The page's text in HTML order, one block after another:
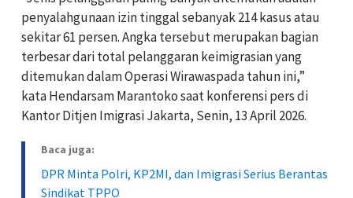
penyalahgunaan izin tinggal sebanyak 214 kasus atau
sekitar 61 persen. Angka tersebut merupakan bagian
terbesar dari total pelanggaran keimigrasian yang
ditemukan dalam Operasi Wirawaspada tahun ini,”
kata Hendarsam Marantoko saat konferensi pers di
Kantor Ditjen Imigrasi Jakarta, Senin, 13 April 2026.
Baca juga:
DPR Minta Polri, KP2MI, dan Imigrasi Serius Berantas
Sindikat TPPO